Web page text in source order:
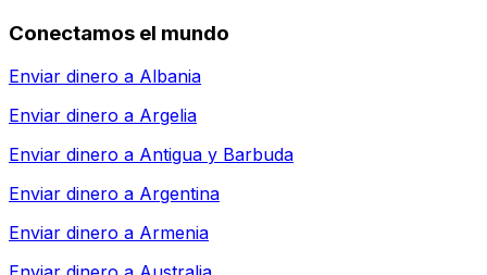
Conectamos el mundo
Enviar dinero a Albania
Enviar dinero a Argelia
Enviar dinero a Antigua y Barbuda
Enviar dinero a Argentina
Enviar dinero a Armenia